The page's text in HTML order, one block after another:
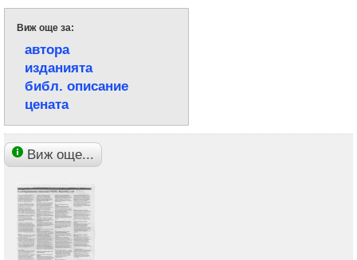
Виж още за:
автора
изданията
библ. описание
цената
Виж още...